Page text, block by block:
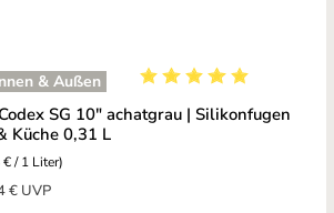
& Außen
Durchschnittliche
SG 10" achatgrau | Silikonfugen
Küche 0,31 L
/ 1 Liter)
Preis:
€UVP